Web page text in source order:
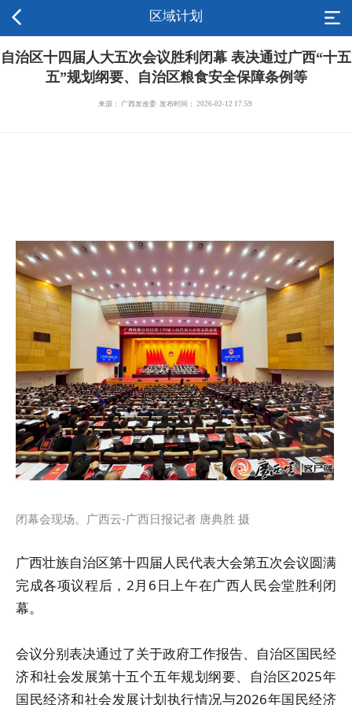
区域计划
自治区十四届人大五次会议胜利闭幕 表决通过广西“十五
五”规划纲要、自治区粮食安全保障条例等
来源： 广西发改委 发布时间： 2026-02-12 17:59
闭幕会现场。广西云-广西日报记者 唐典胜 摄
广西壮族自治区第十四届人民代表大会第五次会议圆满
完成各项议程后，2月6日上午在广西人民会堂胜利闭
幕。
会议分别表决通过了关于政府工作报告、自治区国民经
济和社会发展第十五个五年规划纲要、自治区2025年
国民经济和社会发展计划执行情况与2026年国民经济